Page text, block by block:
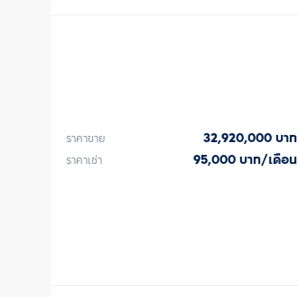
ราคาขาย 32,920,000บาท
ราคาเช่า 95,000บาท/เดือน